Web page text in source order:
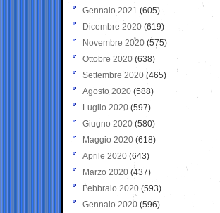
Gennaio 2021 (605)
Dicembre 2020 (619)
Novembre 2020 (575)
Ottobre 2020 (638)
Settembre 2020(465)
Agosto 2020 (588)
Luglio 2020 (597)
Giugno 2020 (580)
Maggio 2020 (618)
Aprile 2020 (643)
Marzo 2020 (437)
Febbraio 2020 (593)
Gennaio 2020 (596)